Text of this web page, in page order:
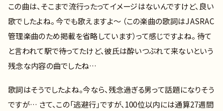
この曲は、そこまで流行ったってイメージはないんですけど、良い
歌でしたよね。 今でも歌えますよ～ （この楽曲の歌詞はJASRAC
管理楽曲のため掲載を省略しています）って感じですよね。 待て
と言われて駅で待ってたけど、彼氏は酔いつぶれて来ないという
残念な内容の曲でしたね…
歌詞はそうでしたよね。今なら、残念過ぎる男って話題になりそう
ですが… さて、この「逃避行」ですが、100位以内には通算27週間